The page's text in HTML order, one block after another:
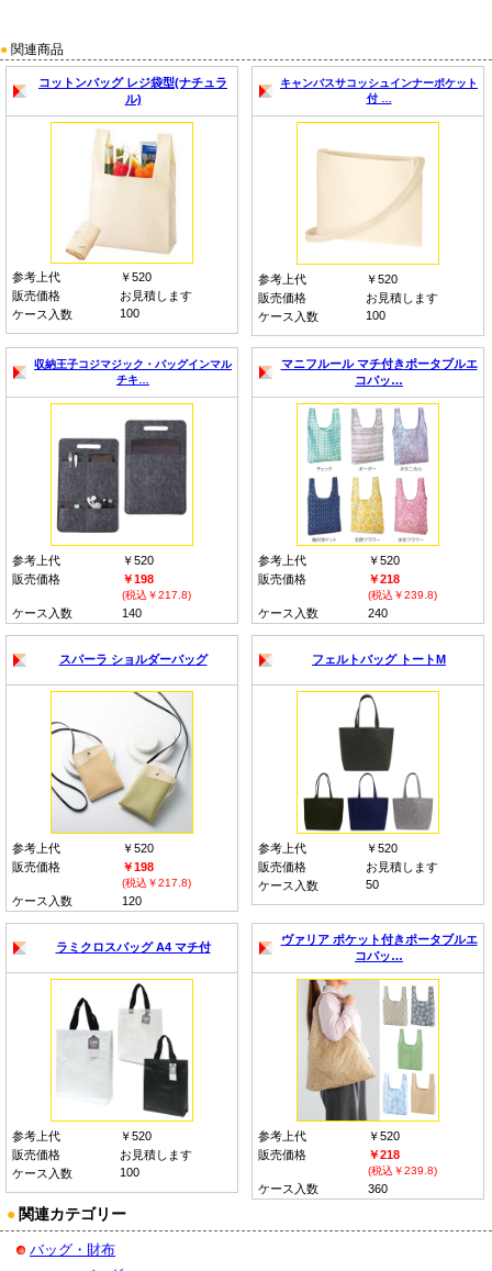
● 関連商品
コットンバッグ レジ袋型(ナチュラ
ル)
参考上代
￥520
販売価格
お見積します
ケース入数
100
キャンバスサコッシュインナーポケット
付 …
参考上代
￥520
販売価格
お見積します
ケース入数
100
収納王子コジマジック・バッグインマル
チキ…
参考上代
￥520
販売価格
￥198
(税込￥217.8)
ケース入数 140
マニフルール マチ付きポータブルエ
コバッ…
参考上代
￥520
販売価格
￥218
(税込￥239.8)
ケース入数 240
スパーラ ショルダーバッグ
参考上代
￥520
販売価格
￥198
(税込￥217.8)
ケース入数 120
フェルトバッグ トートM
参考上代
￥520
販売価格
お見積します
ケース入数
50
ラミクロスバッグ A4 マチ付
参考上代
￥520
販売価格
お見積します
ケース入数
100
ヴァリア ポケット付きポータブルエ
コバッ…
参考上代
￥520
販売価格
￥218
(税込￥239.8)
ケース入数 360
● 関連カテゴリー
バッグ・財布